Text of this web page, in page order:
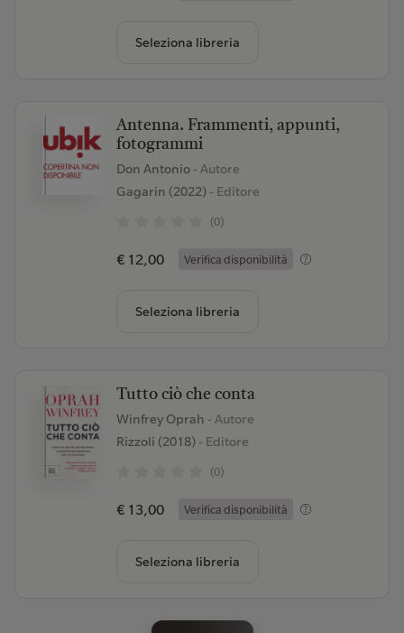
Seleziona libreria
Antenna. Frammenti, appunti,
fotogrammi
Don Antonio - Autore
Gagarin (2022)- Editore
(0)
€ 12,00 Verifica disponibilità
Seleziona libreria
Tutto ciò che conta
Winfrey Oprah - Autore
Rizzoli (2018)- Editore
(0)
€ 13,00 Verifica disponibilità
Seleziona libreria